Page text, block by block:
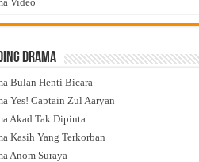
Drama
Bulan Henti Bicara
Yes! Captain Zul Aaryan
Akad Tak Dipinta
Kasih Yang Terkorban
Anom Suraya